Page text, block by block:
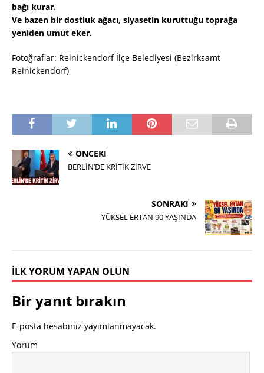
bağı kurar.
Ve bazen bir dostluk ağacı, siyasetin kuruttuğu toprağa
yeniden umut eker.
Fotoğraflar: Reinickendorf İlçe Belediyesi (Bezirksamt
Reinickendorf)
ÖNCEKI
BERLİN’DE KRİTİK ZİRVE
SONRAKI
YÜKSEL ERTAN 90 YAŞINDA
İLK YORUM YAPAN OLUN
Bir yanıt bırakın
E-posta hesabınız yayımlanmayacak.
Yorum